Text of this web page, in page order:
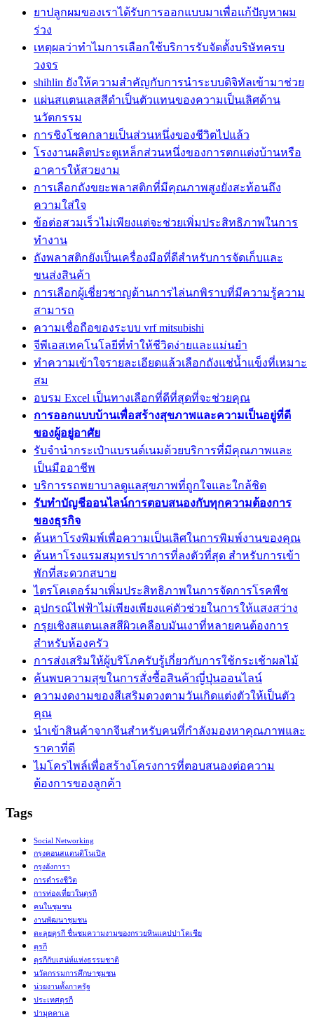
ยาปลูกผมของเราได้รับการออกแบบมาเพื่อแก้ปัญหาผม
ร่วง
เหตุผลว่าทำไมการเลือกใช้บริการรับจัดตั้งบริษัทครบ
วงจร
shihlin ยังให้ความสำคัญกับการนำระบบดิจิทัลเข้ามาช่วย
แผ่นสแตนเลสสีดำเป็นตัวแทนของความเป็นเลิศด้าน
นวัตกรรม
การชิงโชคกลายเป็นส่วนหนึ่งของชีวิตไปแล้ว
โรงงานผลิตประตูเหล็กส่วนหนึ่งของการตกแต่งบ้านหรือ
อาคารให้สวยงาม
การเลือกถังขยะพลาสติกที่มีคุณภาพสูงยังสะท้อนถึง
ความใส่ใจ
ข้อต่อสวมเร็วไม่เพียงแต่จะช่วยเพิ่มประสิทธิภาพในการ
ทำงาน
ถังพลาสติกยังเป็นเครื่องมือที่ดีสำหรับการจัดเก็บและ
ขนส่งสินค้า
การเลือกผู้เชี่ยวชาญด้านการไล่นกพิราบที่มีความรู้ความ
สามารถ
ความเชื่อถือของระบบ vrf mitsubishi
จีพีเอสเทคโนโลยีที่ทำให้ชีวิตง่ายและแม่นยำ
ทำความเข้าใจรายละเอียดแล้วเลือกถังแช่น้ำแข็งที่เหมาะ
สม
อบรม Excel เป็นทางเลือกที่ดีที่สุดที่จะช่วยคุณ
การออกแบบบ้านเพื่อสร้างสุขภาพและความเป็นอยู่ที่ดี
ของผู้อยู่อาศัย
รับจำนำกระเป๋าแบรนด์เนมด้วยบริการที่มีคุณภาพและ
เป็นมืออาชีพ
บริการรถพยาบาลดูแลสุขภาพที่ถูกใจและใกล้ชิด
รับทำบัญชีออนไลน์การตอบสนองกับทุกความต้องการ
ของธุรกิจ
ค้นหาโรงพิมพ์เพื่อความเป็นเลิศในการพิมพ์งานของคุณ
ค้นหาโรงแรมสมุทรปราการที่ลงตัวที่สุด สำหรับการเข้า
พักที่สะดวกสบาย
ไตรโคเดอร์มาเพิ่มประสิทธิภาพในการจัดการโรคพืช
อุปกรณ์ไฟฟ้าไม่เพียงเพียงแค่ตัวช่วยในการให้แสงสว่าง
กรุยเชิงสแตนเลสสีผิวเคลือบมันเงาที่หลายคนต้องการ
สำหรับห้องครัว
การส่งเสริมให้ผู้บริโภครับรู้เกี่ยวกับการใช้กระเช้าผลไม้
ค้นพบความสุขในการสั่งซื้อสินค้าญี่ปุ่นออนไลน์
ความงดงามของสีเสริมดวงตามวันเกิดแต่งตัวให้เป็นตัว
คุณ
นำเข้าสินค้าจากจีนสำหรับคนที่กำลังมองหาคุณภาพและ
ราคาที่ดี
ไมโครไพล์เพื่อสร้างโครงการที่ตอบสนองต่อความ
ต้องการของลูกค้า
Tags
Social Networking
กรุงคอนสแตนติโนเปิล
กรุงอังการา
การดำรงชีวิต
การท่องเที่ยวในตุรกี
คนในชุมชน
งานพัฒนาชุมชน
ตะลุยตุรกี ชื่นชมความงามของกรวยหินแคปปาโดเชีย
ตุรกี
ตุรกีกับเสน่ห์แห่งธรรมชาติ
นวัตกรรมการศึกษาชุมชน
น่วยงานทั้งภาครัฐ
ประเทศตุรกี
ปามุคคาเล